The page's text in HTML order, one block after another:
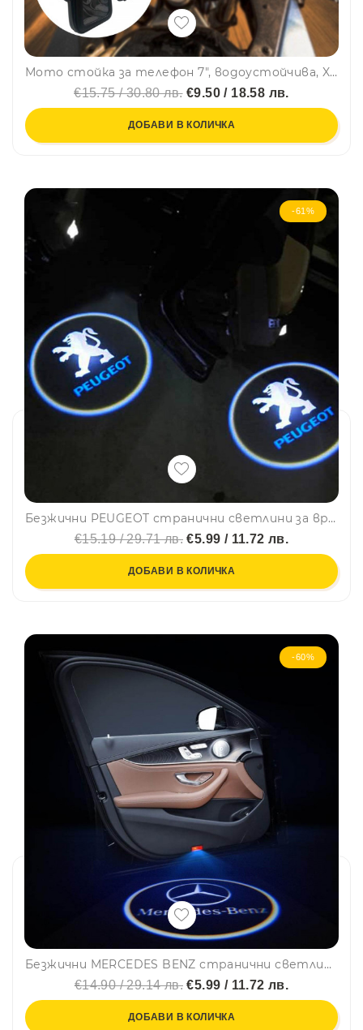
Мото стойка за телефон 7", водоустойчива, XL-M3
€15.75 / 30.80 лв.€9.50 / 18.58 лв.
ДОБАВИ В КОЛИЧКА
-61%
Безжични PEUGEOT странични светлини за врата на кола, 2 броя, LED лого
€15.19 / 29.71 лв. €5.99 / 11.72 лв.
ДОБАВИ В КОЛИЧКА
-60%
Безжични MERCEDES BENZ странични светлини за врата на кола JQ-666, 2 броя, LED лого, BFO3
€14.90 / 29.14 лв. €5.99 / 11.72 лв.
ДОБАВИ В КОЛИЧКА